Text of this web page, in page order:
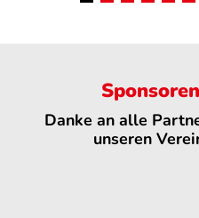
Danke an alle
unseren